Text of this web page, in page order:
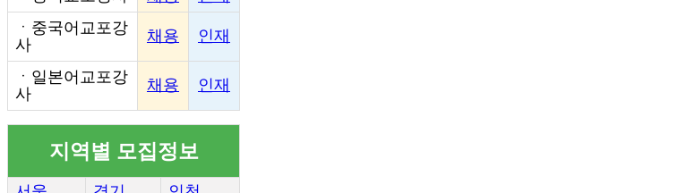
ㆍ 중국어교포강
사
채용 인재
ㆍ 일본어교포강
사
채용 인재
지역별 모집정보